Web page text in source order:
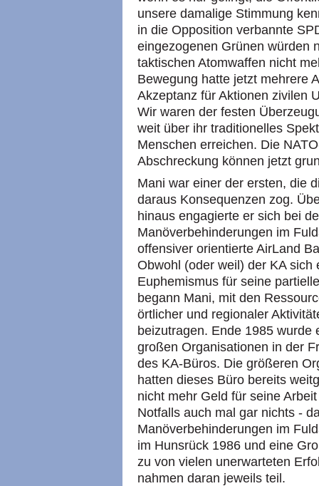
unsere damalige Stimmung
in die Opposition verbannte
eingezogenen Grünen würden
taktischen Atomwaffen nicht
Bewegung hatte jetzt mehrere
Akzeptanz für Aktionen zivilen
Wir waren der festen
weit über ihr traditionelles
Menschen erreichen. Die
Abschreckung können jetzt
Mani war einer der ersten, die
daraus Konsequenzen zog.
hinaus engagierte er sich bei
Manöverbehinderungen im
offensiver orientierte AirLand
Obwohl (oder weil) der KA
Euphemismus für seine
begann Mani, mit den
örtlicher und regionaler
beizutragen. Ende 1985
großen Organisationen in der
des KA-Büros. Die größeren
hatten dieses Büro bereits
nicht mehr Geld für seine
Notfalls auch mal gar nichts -
Manöverbehinderungen im
im Hunsrück 1986 und eine
zu von vielen unerwarteten
nahmen daran jeweils teil.